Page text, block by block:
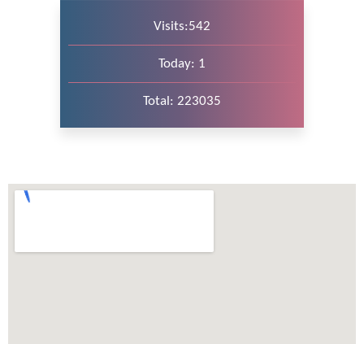
Visits:542
Today: 1
Total: 223035